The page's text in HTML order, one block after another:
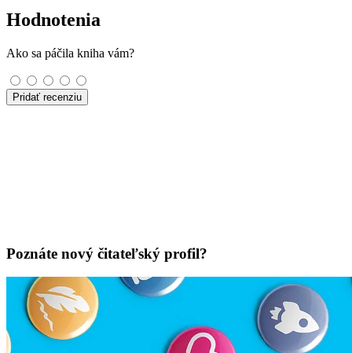
Hodnotenia
Ako sa páčila kniha vám?
Pridať recenziu
Poznáte nový čitateľský profil?